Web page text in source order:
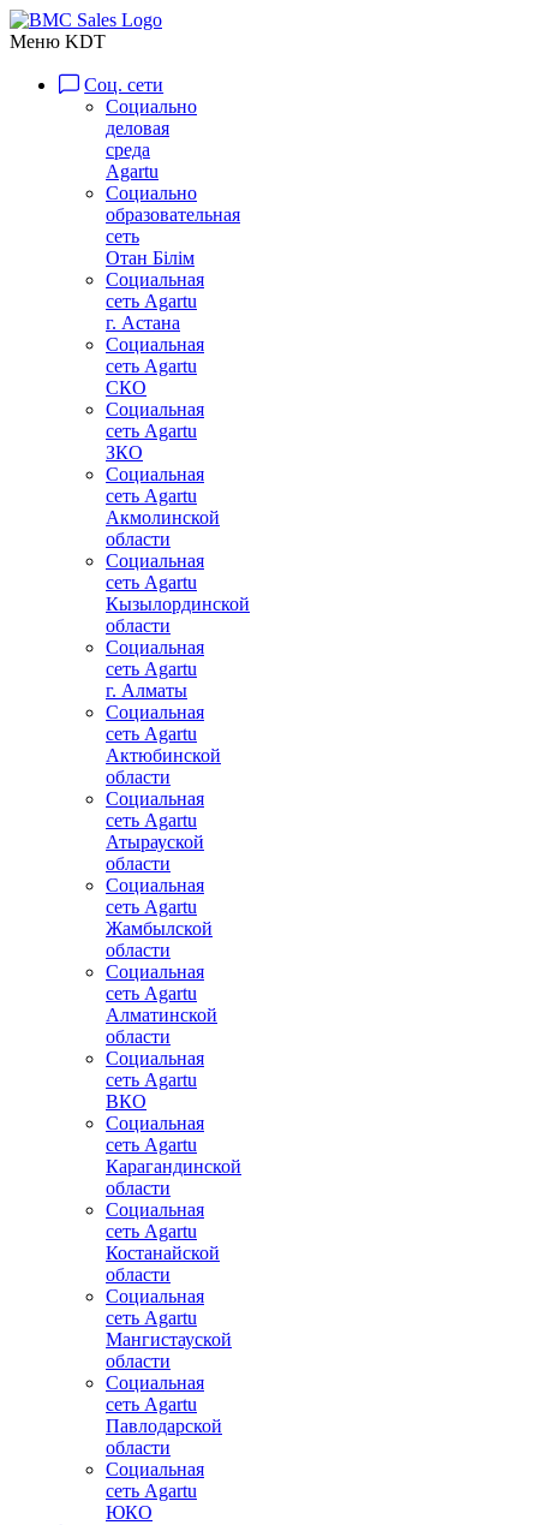
Меню KDT
Соц. сети
Социально
деловая
среда
Agartu
Социально
образовательная
сеть
Отан Бiлiм
Социальная
сеть Agartu
г. Астана
Социальная
сеть Agartu
СКО
Социальная
сеть Agartu
ЗКО
Социальная
сеть Agartu
Акмолинской
области
Социальная
сеть Agartu
Кызылординской
области
Социальная
сеть Agartu
г. Алматы
Социальная
сеть Agartu
Актюбинской
области
Социальная
сеть Agartu
Атырауской
области
Социальная
сеть Agartu
Жамбылской
области
Социальная
сеть Agartu
Алматинской
области
Социальная
сеть Agartu
ВКО
Социальная
сеть Agartu
Карагандинской
области
Социальная
сеть Agartu
Костанайской
области
Социальная
сеть Agartu
Мангистауской
области
Социальная
сеть Agartu
Павлодарской
области
Социальная
сеть Agartu
ЮКО